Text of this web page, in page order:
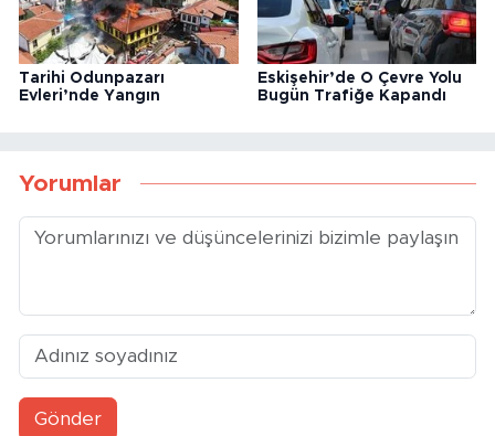
Tarihi Odunpazarı
Evleri’nde Yangın
Eskişehir’de O Çevre Yolu
Bugün Trafiğe Kapandı
Yorumlar
Gönder